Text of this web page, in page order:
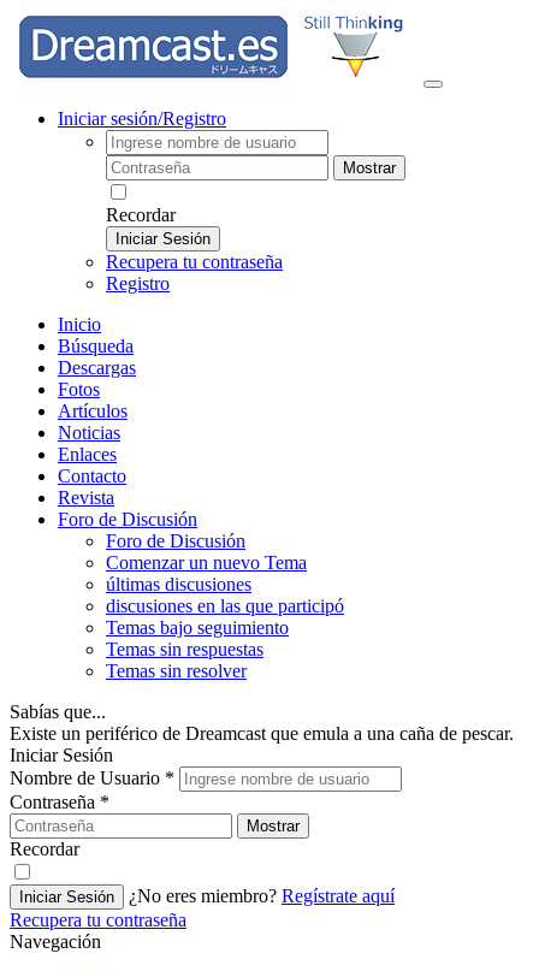
Iniciar sesión/Registro
Mostrar
Recordar
Iniciar Sesión
Recupera tu contraseña
Registro
Inicio
Búsqueda
Descargas
Fotos
Artículos
Noticias
Enlaces
Contacto
Revista
Foro de Discusión
Foro de Discusión
Comenzar un nuevo Tema
últimas discusiones
discusiones en las que participó
Temas bajo seguimiento
Temas sin respuestas
Temas sin resolver
Sabías que...
Existe un periférico de Dreamcast que emula a una caña de pescar.
Iniciar Sesión
Nombre de Usuario *
Contraseña *
Mostrar
Recordar
Iniciar Sesión ¿No eres miembro? Regístrate aquí
Recupera tu contraseña
Navegación